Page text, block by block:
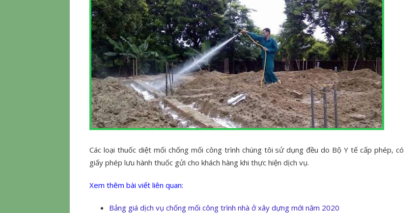
Các loại thuốc diệt mối chống mối công trình chúng tôi sử dụng đều do Bộ Y tế cấp phép, có
giấy phép lưu hành thuốc gửi cho khách hàng khi thực hiện dịch vụ.
Xem thêm bài viết liên quan:
Bảng giá dịch vụ chống mối công trình nhà ở xây dựng mới năm 2020